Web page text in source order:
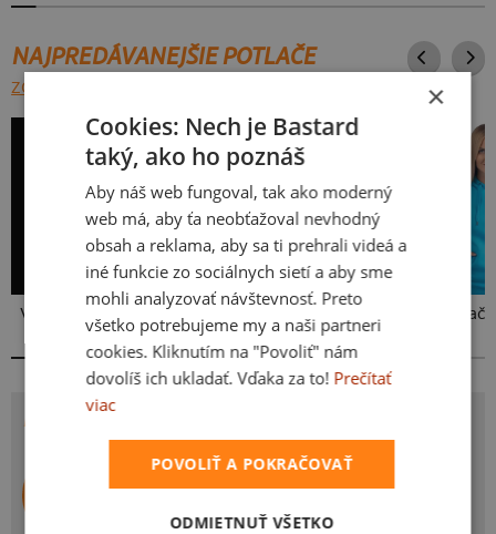
NAJPREDÁVANEJŠIE POTLAČE
ZOBRAZIŤ VŠETKY
Vlastná potlač Bez potlače
POTLAČ PRDLÁ
Dežik (Běrunice)
×
Cookies: Nech je Bastard
taký, ako ho poznáš
Aby náš web fungoval, tak ako moderný
web má, aby ťa neobťažoval nevhodný
obsah a reklama, aby sa ti prehrali videá a
iné funkcie zo sociálnych sietí a aby sme
mohli analyzovať návštevnosť. Preto
všetko potrebujeme my a naši partneri
cookies. Kliknutím na "Povoliť" nám
dovolíš ich ukladať. Vďaka za to! Prečítať
viac
POVOLIŤ A POKRAČOVAŤ
ODMIETNUŤ VŠETKO